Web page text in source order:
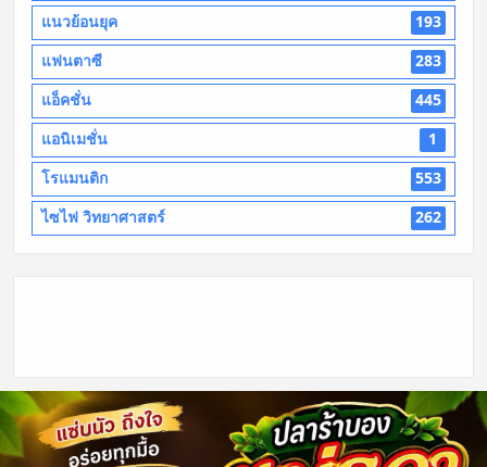
แนวย้อนยุค
193
แฟนตาซี
283
แอ็คชั่น
445
แอนิเมชั่น
1
โรแมนติก
553
ไซไฟ วิทยาศาสตร์
262